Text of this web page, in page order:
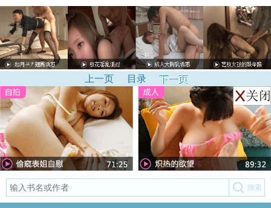
上一页 目录 下一页